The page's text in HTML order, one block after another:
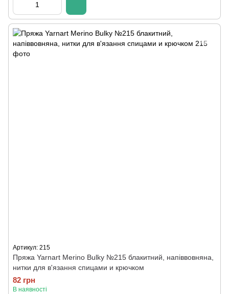
Артикул: 215
Пряжа Yarnart Merino Bulky №215 блакитний, напіввовняна,
нитки для в'язання спицами и крючком
82 грн
В наявності